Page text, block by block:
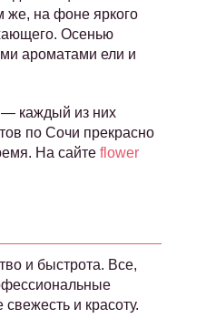
же, на фоне яркого
Осенью
ароматами ели и
— каждый из них
по Сочи прекрасно
На сайте flower
и быстрота. Все,
и красоту.